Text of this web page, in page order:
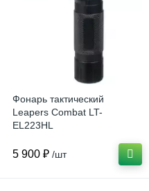
Фонарь тактический
Leapers Combat LT-
EL223HL
5 900 ₽ /шт